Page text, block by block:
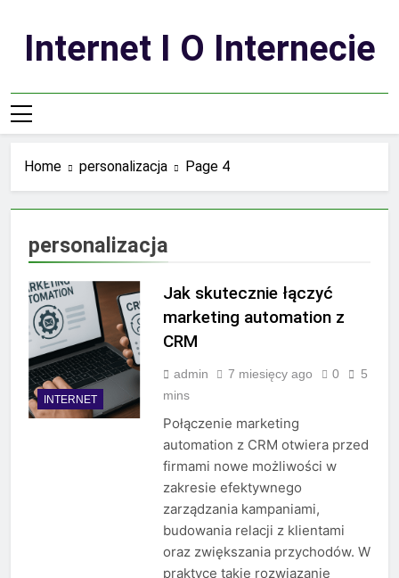
contentInternet I O Internecie
Home personalizacja Page 4
personalizacja
INTERNET
Jak skutecznie łączyć
marketing automation z
CRM
admin 7 miesięcy ago 0
5
mins
Połączenie marketing
automation z CRM otwiera przed
firmami nowe możliwości w
zakresie efektywnego
zarządzania kampaniami,
budowania relacji z klientami
oraz zwiększania przychodów. W
praktyce takie rozwiązanie